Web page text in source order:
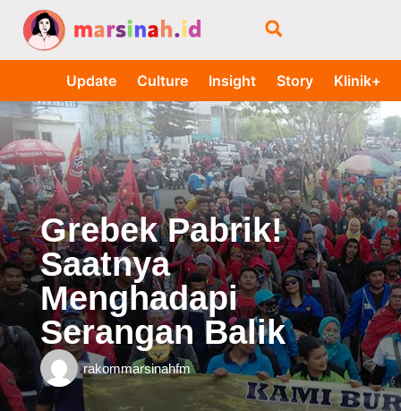
Update Culture Insight Story Klinik+
Grebek Pabrik!
Saatnya
Menghadapi
Serangan Balik
rakommarsinahfm